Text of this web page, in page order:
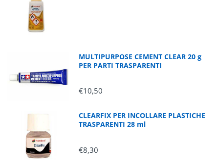
MULTIPURPOSE CEMENT CLEAR 20 g
PER PARTI TRASPARENTI
€10,50
CLEARFIX PER INCOLLARE PLASTICHE
TRASPARENTI 28 ml
€8,30